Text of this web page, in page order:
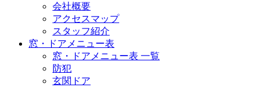
会社概要
アクセスマップ
スタッフ紹介
窓・ドアメニュー表
窓・ドアメニュー表 一覧
防犯
玄関ドア